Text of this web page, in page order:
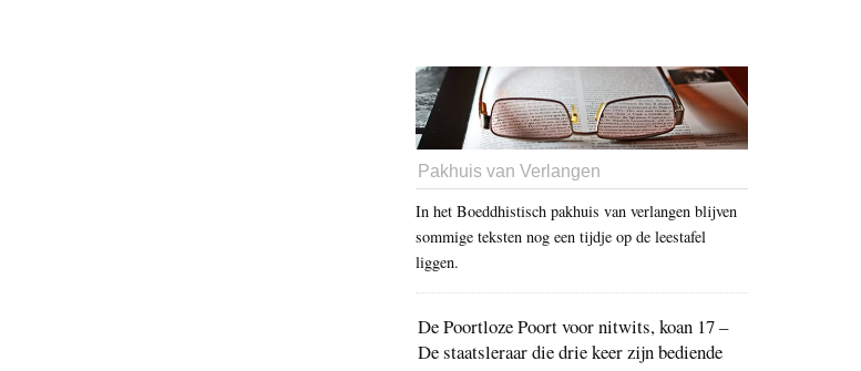
Pakhuis van Verlangen
In het Boeddhistisch pakhuis van verlangen blijven
sommige teksten nog een tijdje op de leestafel
liggen.
De Poortloze Poort voor nitwits, koan 17 –
De staatsleraar die drie keer zijn bediende